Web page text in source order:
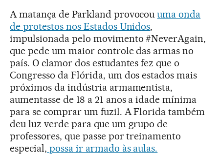
A matança de Parkland provocouuma onda
de protestos nos Estados Unidos,
impulsionada pelo movimento #NeverAgain,
que pede um maior controle das armas no
país. O clamor dos estudantes fez que o
Congresso da Flórida, um dos estados mais
próximos da indústria armamentista,
aumentasse de 18 a 21 anos a idade mínima
para se comprar um fuzil. A Florida também
deu luz verde para que um grupo de
professores, que passe por treinamento
especial, possa ir armado às aulas.